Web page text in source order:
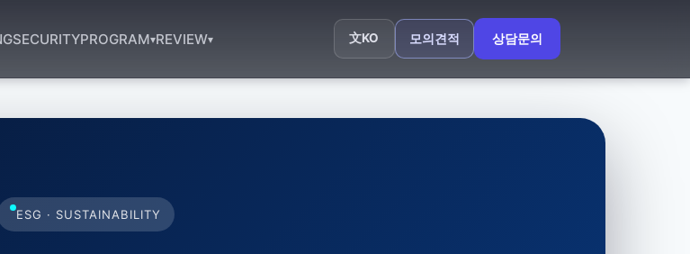
SECURITYPROGRAM▾REVIEW▾ 文KO 모의견적 상담문의
ESG · SUSTAINABILITY